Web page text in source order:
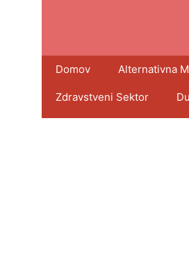
Domov Alternativna
Zdravstveni Sektor